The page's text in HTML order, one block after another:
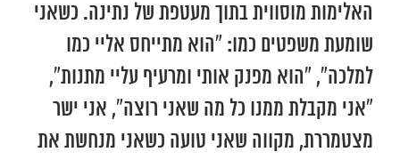
האלימות מוסווית בתוך מעטפת של נתינה. כשאני
שומעת משפטים כמו: “הוא מתייחס אליי כמו
למלכה”, “הוא מפנק אותי ומרעיף עליי מתנות”,
“אני מקבלת ממנו כל מה שאני רוצה”, אני ישר
מצטמררת, מקווה שאני טועה כשאני מנחשת את